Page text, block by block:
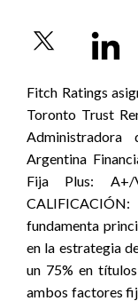
Fitch Ratings
Toronto Trust
Administradora
Argentina
Fija Plus: A+/
fundamenta
en la estrategia
un 75% en
ambos factores